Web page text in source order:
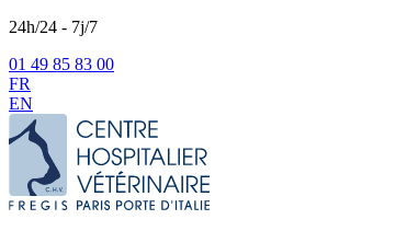
24h/24 - 7j/7
01 49 85 83 00
FR
EN